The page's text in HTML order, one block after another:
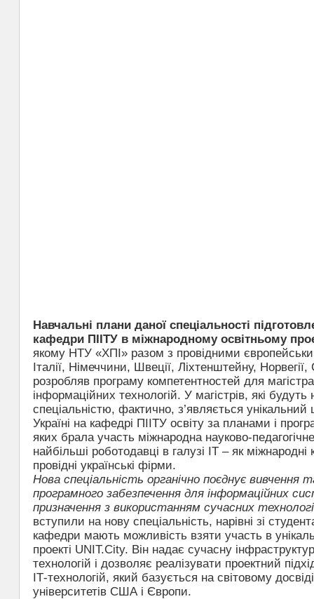
Навчальні плани даної спеціальності
кафедри ПІІТУ в міжнародному освітньому
якому НТУ «ХПІ» разом з провідними
Італії, Німеччини, Швеції, Ліхтенштейну, Норвегії,
розробляв програму компетентностей для
інформаційних технологій. У магістрів, які
спеціальністю, фактично, з’являється
Україні на кафедрі ПІІТУ освіту за планами і
яких брала участь міжнародна науково-
найбільші роботодавці в галузі ІТ – як міжнародні
провідні українські фірми.
Нова спеціальність органічно поєднує вивчення
програмного забезпечення для інформаційних
призначення з використанням сучасних
вступили на нову спеціальність, нарівні зі
кафедри мають можливість взяти участь в
проекті UNIT.City. Він надає сучасну
технологій і дозволяє реалізувати проектний
ІТ-технологій, який базується на світовому
університетів США і Європи.